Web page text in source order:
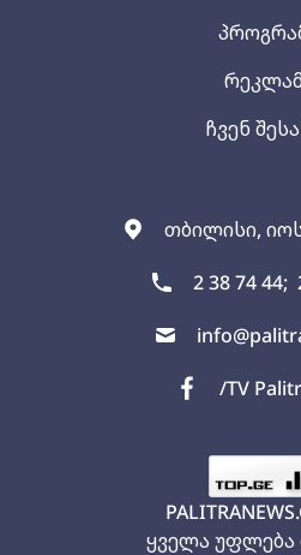
თბილისი,
2 38 74 44;
/TV
ჩვენ
ყველა უფლება